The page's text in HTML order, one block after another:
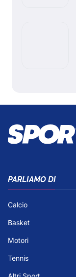
PARLIAMO DI
Calcio
Basket
Motori
Tennis